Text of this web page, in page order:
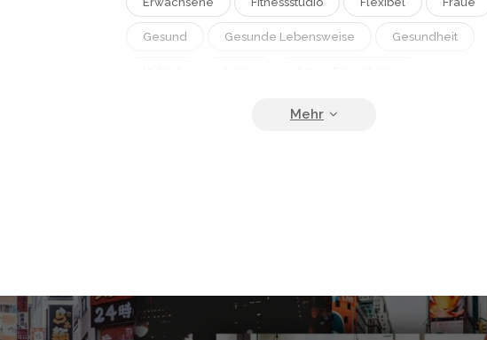
Gesund Gesunde Lebensweise Gesundheit